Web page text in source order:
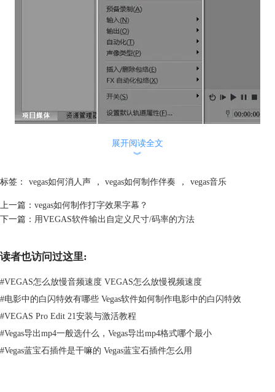
图2：复制轨道
三、在第一个轨道上面右键单击，选择【声道】——【仅左声道】；
展开阅读全文
︾
标签： vegas如何消人声 ， vegas如何制作伴奏 ， vegas音乐
上一篇： vegas如何制作打字效果字幕？
下一篇： 用VEGAS软件输出自定义尺寸/码率的方法
读者也访问过这里:
#VEGAS怎么放慢音频速度 VEGAS怎么放慢视频速度
#电影中的白闪特效有哪些 Vegas软件如何制作电影中的白闪特效
#VEGAS Pro Edit 21安装与激活教程
#Vegas导出mp4一般选什么，Vegas导出mp4格式哪个最小
#Vegas蓝宝石插件是干嘛的 Vegas蓝宝石插件怎么用